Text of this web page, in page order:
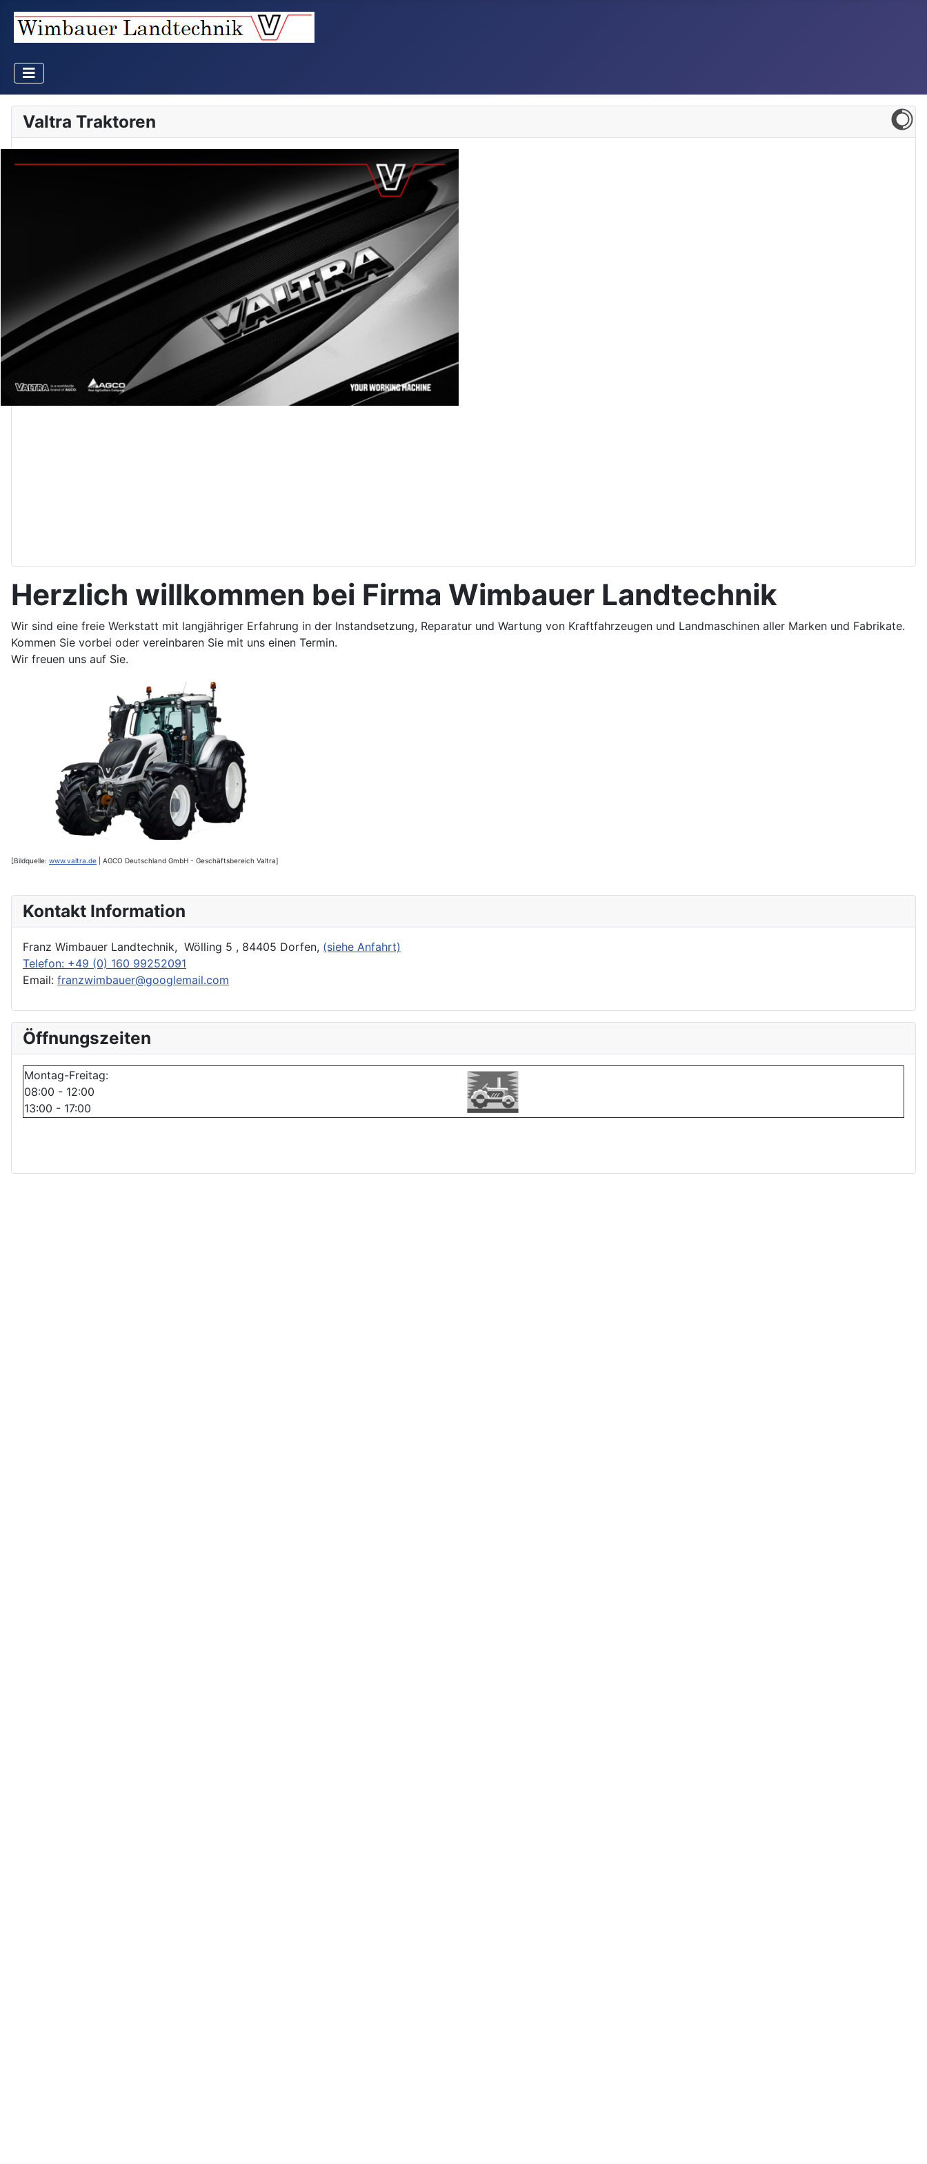
Valtra Traktoren
Herzlich willkommen bei Firma Wimbauer Landtechnik
Wir sind eine freie Werkstatt mit langjähriger Erfahrung in der Instandsetzung, Reparatur und Wartung von Kraftfahrzeugen und Landmaschinen aller Marken und Fabrikate.
Kommen Sie vorbei oder vereinbaren Sie mit uns einen Termin.
Wir freuen uns auf Sie.
[Bildquelle: www.valtra.de | AGCO Deutschland GmbH - Geschäftsbereich Valtra]
Kontakt Information
Franz Wimbauer Landtechnik, Wölling 5 , 84405 Dorfen, (siehe Anfahrt)
Telefon: +49 (0) 160 99252091
Email: franzwimbauer@googlemail.com
Öffnungszeiten
Montag-Freitag:
08:00 - 12:00
13:00 - 17:00